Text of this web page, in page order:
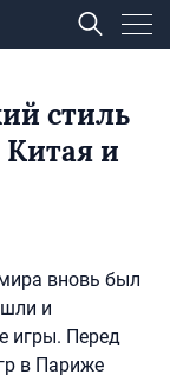
стиль
и
вновь был
и
игры. Перед
в Париже